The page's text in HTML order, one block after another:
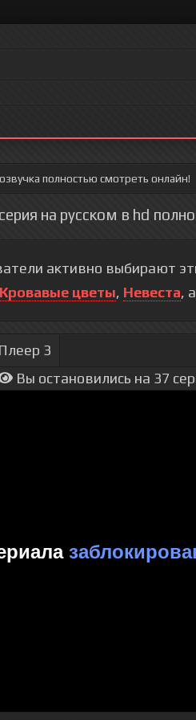
озвучка полностью смотреть онлайн!
на русском в hd
активно выбирают
Кровавые цветы, Невеста,
Плеер 3
Вы остановились на 37